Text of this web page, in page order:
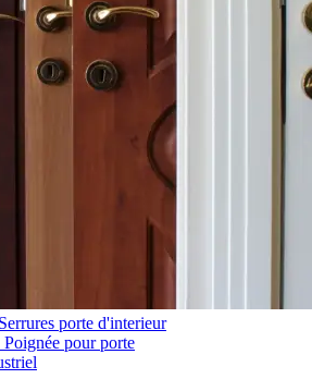
Serrures porte d'interieur
Poignée pour porte